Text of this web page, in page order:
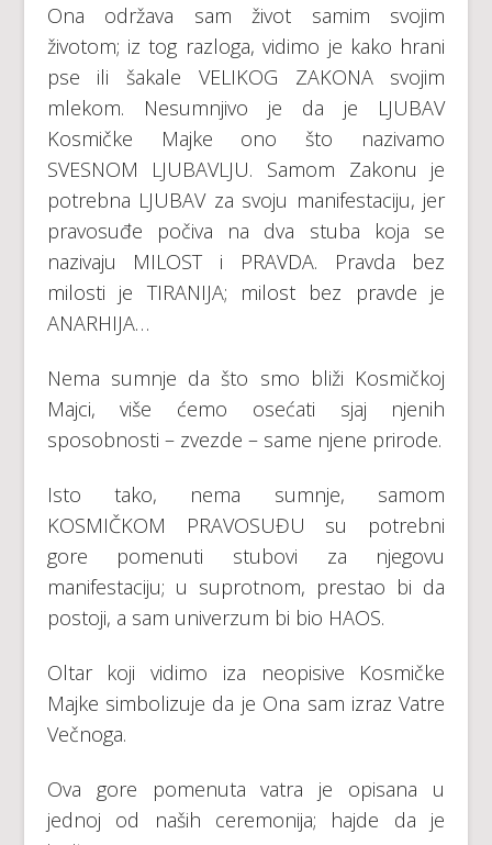
Ona održava sam život samim svojim
životom; iz tog razloga, vidimo je kako hrani
pse ili šakale VELIKOG ZAKONA svojim
mlekom. Nesumnjivo je da je LJUBAV
Kosmičke Majke ono što nazivamo
SVESNOM LJUBAVLJU. Samom Zakonu je
potrebna LJUBAV za svoju manifestaciju, jer
pravosuđe počiva na dva stuba koja se
nazivaju MILOST i PRAVDA. Pravda bez
milosti je TIRANIJA; milost bez pravde je
ANARHIJA…
Nema sumnje da što smo bliži Kosmičkoj
Majci, više ćemo osećati sjaj njenih
sposobnosti – zvezde – same njene prirode.
Isto tako, nema sumnje, samom
KOSMIČKOM PRAVOSUĐU su potrebni
gore pomenuti stubovi za njegovu
manifestaciju; u suprotnom, prestao bi da
postoji, a sam univerzum bi bio HAOS.
Oltar koji vidimo iza neopisive Kosmičke
Majke simbolizuje da je Ona sam izraz Vatre
Večnoga.
Ova gore pomenuta vatra je opisana u
jednoj od naših ceremonija; hajde da je